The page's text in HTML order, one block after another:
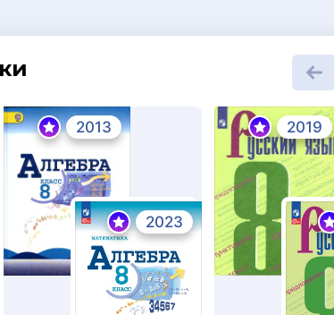
2013
2023
2019